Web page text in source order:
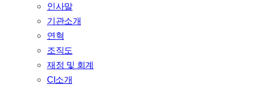
인사말
기관소개
연혁
조직도
재정 및 회계
CI소개